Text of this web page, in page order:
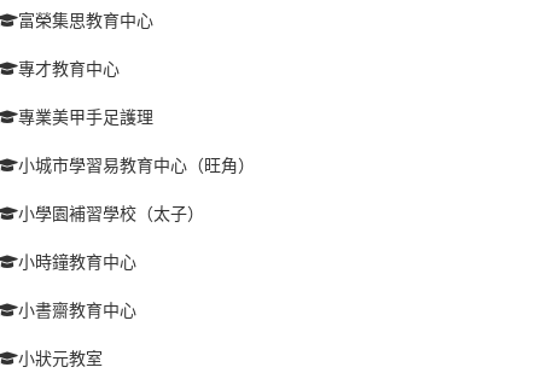
富榮集思教育中心
專才教育中心
專業美甲手足護理
小城市學習易教育中心（旺角）
小學園補習學校（太子）
小時鐘教育中心
小書齋教育中心
小狀元教室